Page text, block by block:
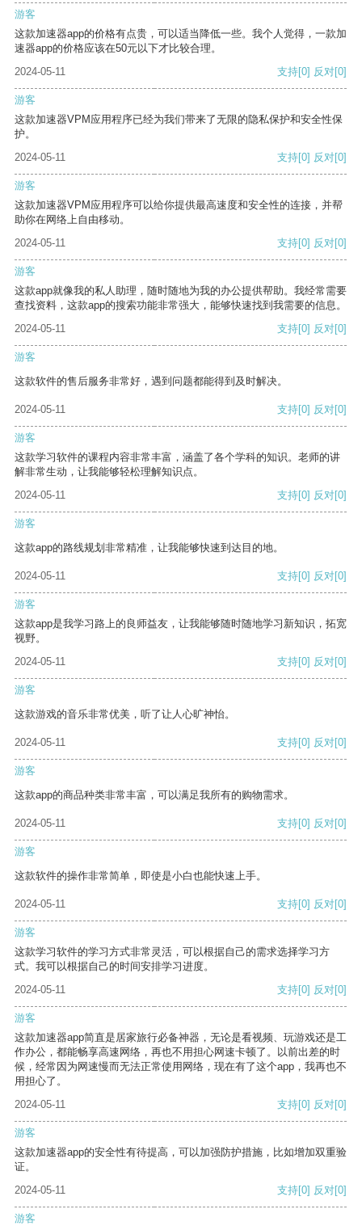
游客
这款加速器app的价格有点贵，可以适当降低一些。我个人觉得，一款加
速器app的价格应该在50元以下才比较合理。
2024-05-11
支持[0] 反对[0]
游客
这款加速器VPM应用程序已经为我们带来了无限的隐私保护和安全性保
护。
2024-05-11
支持[0] 反对[0]
游客
这款加速器VPM应用程序可以给你提供最高速度和安全性的连接，并帮
助你在网络上自由移动。
2024-05-11
支持[0] 反对[0]
游客
这款app就像我的私人助理，随时随地为我的办公提供帮助。我经常需要
查找资料，这款app的搜索功能非常强大，能够快速找到我需要的信息。
2024-05-11
支持[0] 反对[0]
游客
这款软件的售后服务非常好，遇到问题都能得到及时解决。
2024-05-11 支持[0] 反对[0]
游客
这款学习软件的课程内容非常丰富，涵盖了各个学科的知识。老师的讲
解非常生动，让我能够轻松理解知识点。
2024-05-11
支持[0] 反对[0]
游客
这款app的路线规划非常精准，让我能够快速到达目的地。
2024-05-11 支持[0] 反对[0]
游客
这款app是我学习路上的良师益友，让我能够随时随地学习新知识，拓宽
视野。
2024-05-11
支持[0] 反对[0]
游客
这款游戏的音乐非常优美，听了让人心旷神怡。
2024-05-11 支持[0] 反对[0]
游客
这款app的商品种类非常丰富，可以满足我所有的购物需求。
2024-05-11 支持[0] 反对[0]
游客
这款软件的操作非常简单，即使是小白也能快速上手。
2024-05-11 支持[0] 反对[0]
游客
这款学习软件的学习方式非常灵活，可以根据自己的需求选择学习方
式。我可以根据自己的时间安排学习进度。
2024-05-11
支持[0] 反对[0]
游客
这款加速器app简直是居家旅行必备神器，无论是看视频、玩游戏还是工
作办公，都能畅享高速网络，再也不用担心网速卡顿了。以前出差的时
候，经常因为网速慢而无法正常使用网络，现在有了这个app，我再也不
用担心了。
2024-05-11
支持[0] 反对[0]
游客
这款加速器app的安全性有待提高，可以加强防护措施，比如增加双重验
证。
2024-05-11
支持[0] 反对[0]
游客